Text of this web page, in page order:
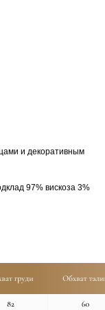
и декоративным
97% вискоза 3%